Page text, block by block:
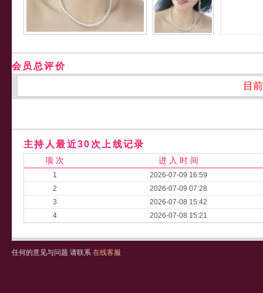
会员总评价
目
主持人最近30次上线记录
项 次 进 入 时 间
1
2026-07-09 16:59
2
2026-07-09 07:28
3
2026-07-08 15:42
4
2026-07-08 15:21
任何的意见与问题 请联系 在线客服